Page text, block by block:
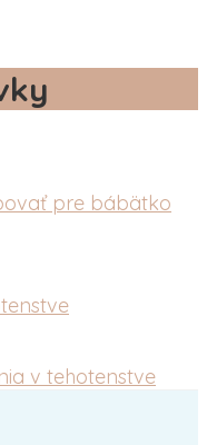
pre bábätko
v tehotenstve